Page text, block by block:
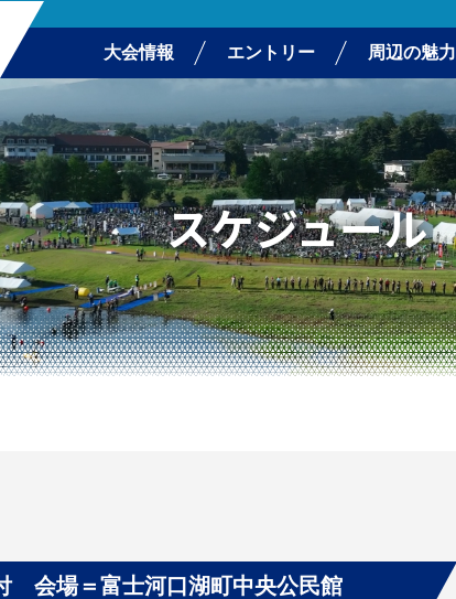
大会情報 エントリー 周辺の魅力
スケジュール
会場＝富士河口湖町中央公民館